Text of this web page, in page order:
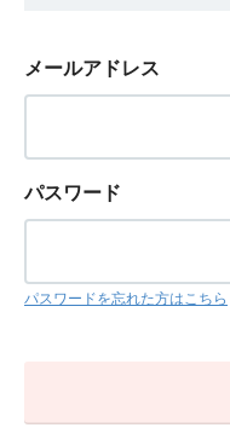
メールアドレス
パスワード
パスワードを忘れた方はこちら